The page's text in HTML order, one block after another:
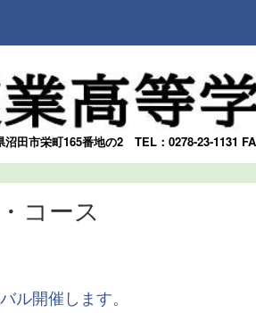
沼田市栄町165番地の2 TEL：0278-23-1131
コース
ル開催します。